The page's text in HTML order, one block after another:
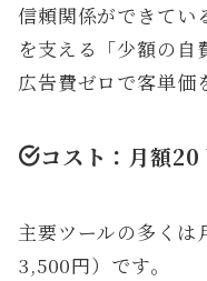
信頼関係ができてい
を支える「少額の自
広告費ゼロで客単価
コスト：月額20
主要ツールの多く
3,500円）です。